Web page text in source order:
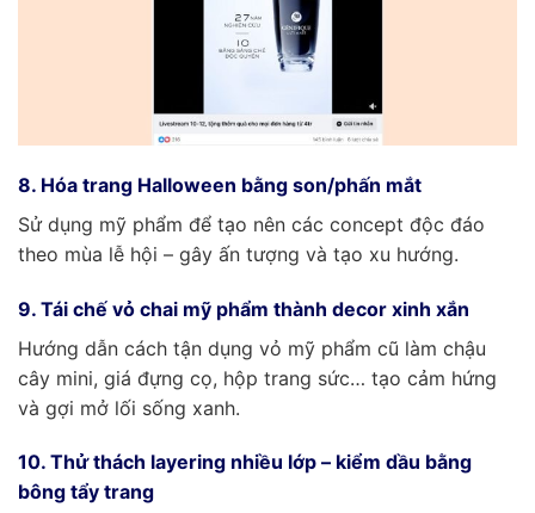
8. Hóa trang Halloween bằng son/phấn mắt
Sử dụng mỹ phẩm để tạo nên các concept độc đáo
theo mùa lễ hội – gây ấn tượng và tạo xu hướng.
9. Tái chế vỏ chai mỹ phẩm thành decor xinh xắn
Hướng dẫn cách tận dụng vỏ mỹ phẩm cũ làm chậu
cây mini, giá đựng cọ, hộp trang sức… tạo cảm hứng
và gợi mở lối sống xanh.
10. Thử thách layering nhiều lớp – kiểm dầu bằng
bông tẩy trang